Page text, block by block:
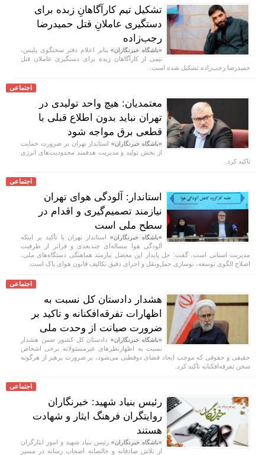
تشکیل تیم کارآگاهانِ زبده برای
دستگیری عاملانِ قتل حمیدرضا
رجب‌زاده
«باشگاه خبرنگاران»بنابر اعلام دفتر سخنگوی پلیس،
تیمی از کارآگاهان زبده برای دستگیری عاملان قتل
حمیدرضا رجب‌زاده تشکیل شده است.
اجتماعی
معتمدیان: هیچ واحد تولیدی در
تهران نباید بدون اطلاع قبلی با
قطعی برق مواجه شود
«باشگاه خبرنگاران»استاندار تهران بر ضرورت حمایت
از بخش تولید و مدیریت هدفمند محدودیت‌های انرژی
تاکید کرد.
اجتماعی
استاندار: آلودگی هوای تهران
نیازمند تصمیم‌گیری و اقدام در
سطح ملی است
«باشگاه خبرنگاران»استاندار تهران با تأکید بر اینکه
آلودگی هوا مساله‌ای چندبعدی و فراتر از ظرفیت
مدیریت استانی است، گفت: حل پایدار این معضل نیازمند هماهنگی دستگاه‌های ملی،
اصلاح الگوی توسعه، نوسازی حمل‌ونقل و اجرای دقیق تکالیف قانون هوای پاک است.
اجتماعی
هشدار دادستان کل نسبت به
اظهارات تفرقه‌افکنانه و تاکید بر
ضرورت صیانت از وحدت ملی
«باشگاه خبرنگاران»دادستان کل کشور ضمن هشدار
نسبت به اظهارنظر‌های غیرمسئولانه برخی اشخاص
حقیقی و حقوقی که موجب ایجاد فضای دوقطبی می‌شود، بر ضرورت پرهیز از هرگونه
سخن تفرقه‌افکنانه تأکید کرد.
اجتماعی
رئیس بنیاد شهید: خبرنگاران
روایتگران فرهنگ ایثار و شهادت
هستند
«باشگاه خبرنگاران» رئیس بنیاد شهید و امور ایثارگران
از تلاش صادقانه و خالصانه اصحاب رسانه در مسیر